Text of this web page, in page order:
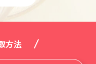
方法